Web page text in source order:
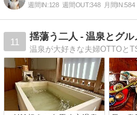
週間IN:128 週間OUT:348 月間IN:584
11
揺蕩う二人 - 温泉とグ